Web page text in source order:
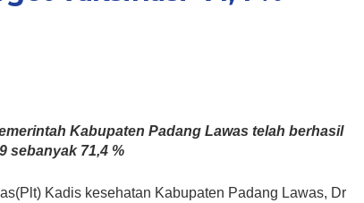
Kabupaten Padang Lawas telah berhasil
sebanyak 71,4 %
Kadis kesehatan Kabupaten Padang Lawas, Dr